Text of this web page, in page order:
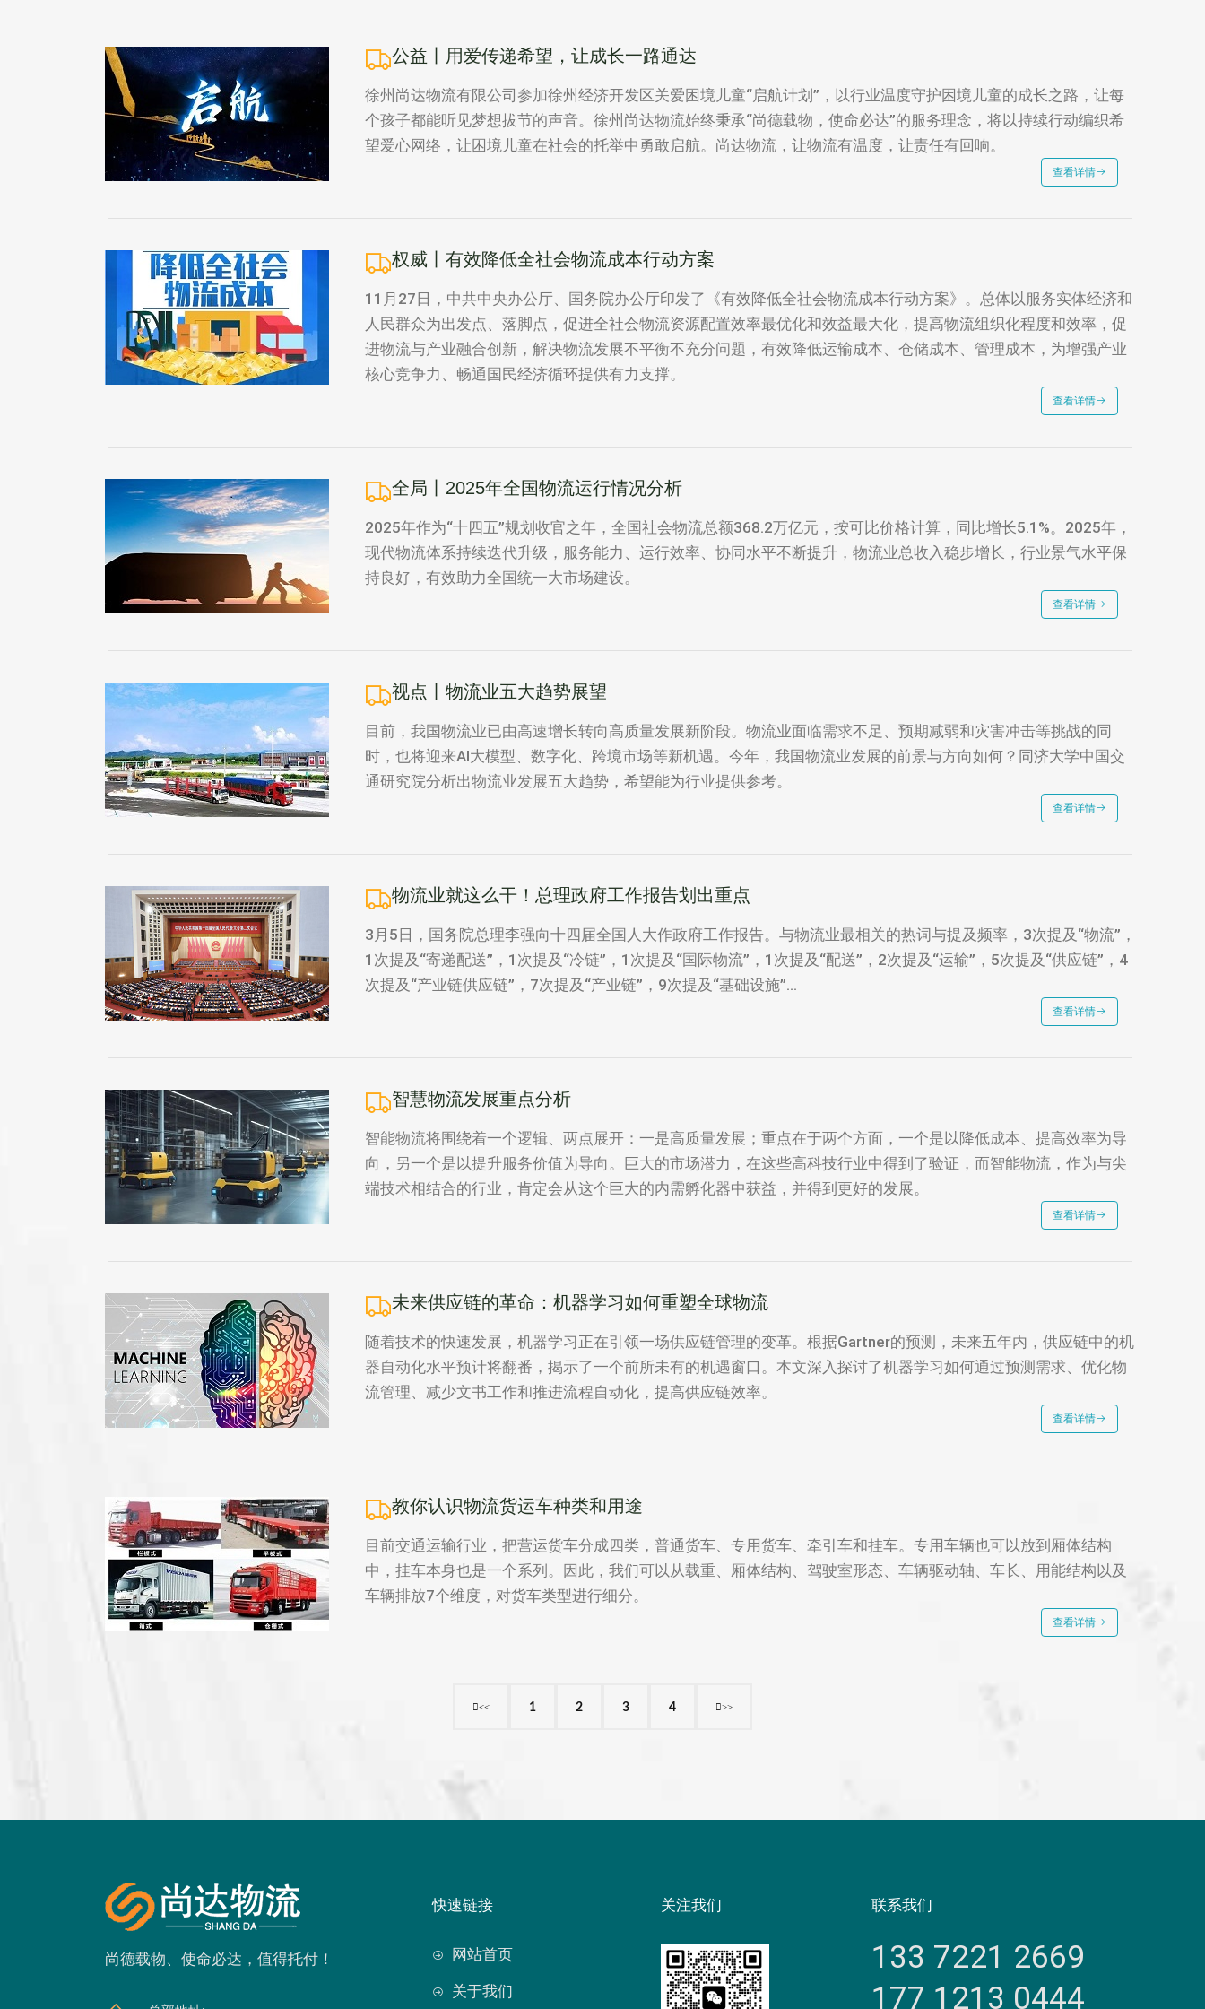
公益丨用爱传递希望，让成长一路通达
徐州尚达物流有限公司参加徐州经济开发区关爱困境儿童“启航计划”，以行业温度守护困境儿童的成长之路，让每
个孩子都能听见梦想拔节的声音。徐州尚达物流始终秉承“尚德载物，使命必达”的服务理念，将以持续行动编织希
望爱心网络，让困境儿童在社会的托举中勇敢启航。尚达物流，让物流有温度，让责任有回响。
查看详情
权威丨有效降低全社会物流成本行动方案
11月27日，中共中央办公厅、国务院办公厅印发了《有效降低全社会物流成本行动方案》。总体以服务实体经济和
人民群众为出发点、落脚点，促进全社会物流资源配置效率最优化和效益最大化，提高物流组织化程度和效率，促
进物流与产业融合创新，解决物流发展不平衡不充分问题，有效降低运输成本、仓储成本、管理成本，为增强产业
核心竞争力、畅通国民经济循环提供有力支撑。
查看详情
全局丨2025年全国物流运行情况分析
2025年作为“十四五”规划收官之年，全国社会物流总额368.2万亿元，按可比价格计算，同比增长5.1%。2025年，
现代物流体系持续迭代升级，服务能力、运行效率、协同水平不断提升，物流业总收入稳步增长，行业景气水平保
持良好，有效助力全国统一大市场建设。
查看详情
视点丨物流业五大趋势展望
目前，我国物流业已由高速增长转向高质量发展新阶段。物流业面临需求不足、预期减弱和灾害冲击等挑战的同
时，也将迎来AI大模型、数字化、跨境市场等新机遇。今年，我国物流业发展的前景与方向如何？同济大学中国交
通研究院分析出物流业发展五大趋势，希望能为行业提供参考。
查看详情
物流业就这么干！总理政府工作报告划出重点
3月5日，国务院总理李强向十四届全国人大作政府工作报告。与物流业最相关的热词与提及频率，3次提及“物流”，
1次提及“寄递配送”，1次提及“冷链”，1次提及“国际物流”，1次提及“配送”，2次提及“运输”，5次提及“供应链”，4
次提及“产业链供应链”，7次提及“产业链”，9次提及“基础设施”...
查看详情
智慧物流发展重点分析
智能物流将围绕着一个逻辑、两点展开：一是高质量发展；重点在于两个方面，一个是以降低成本、提高效率为导
向，另一个是以提升服务价值为导向。巨大的市场潜力，在这些高科技行业中得到了验证，而智能物流，作为与尖
端技术相结合的行业，肯定会从这个巨大的内需孵化器中获益，并得到更好的发展。
查看详情
未来供应链的革命：机器学习如何重塑全球物流
随着技术的快速发展，机器学习正在引领一场供应链管理的变革。根据Gartner的预测，未来五年内，供应链中的机
器自动化水平预计将翻番，揭示了一个前所未有的机遇窗口。本文深入探讨了机器学习如何通过预测需求、优化物
流管理、减少文书工作和推进流程自动化，提高供应链效率。
查看详情
教你认识物流货运车种类和用途
目前交通运输行业，把营运货车分成四类，普通货车、专用货车、牵引车和挂车。专用车辆也可以放到厢体结构
中，挂车本身也是一个系列。因此，我们可以从载重、厢体结构、驾驶室形态、车辆驱动轴、车长、用能结构以及
车辆排放7个维度，对货车类型进行细分。
查看详情
<< 1 2 3 4 >>
尚德载物、使命必达，值得托付！
快速链接
网站首页
关于我们
关注我们 联系我们
133 7221 2669
177 1213 0444